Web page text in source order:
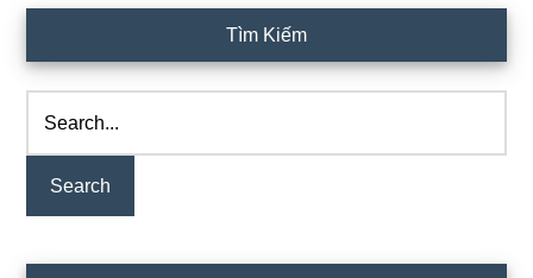
Sidebar
Tìm Kiếm